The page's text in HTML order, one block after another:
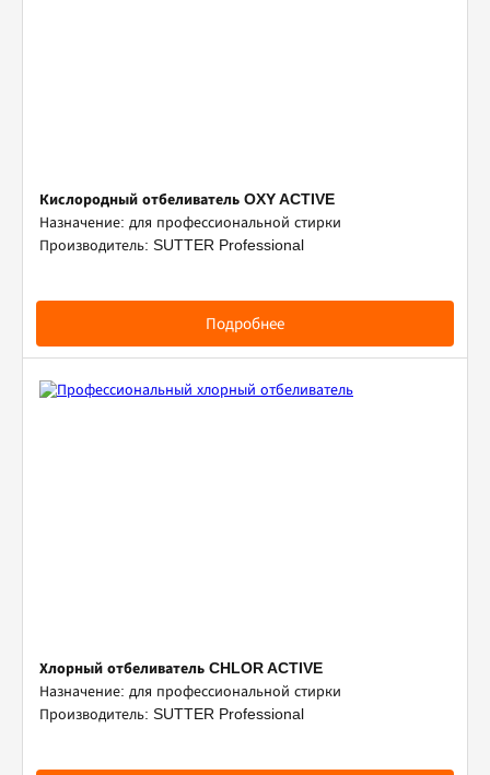
Кислородный отбеливатель OXY ACTIVE
Назначение: для профессиональной стирки
Производитель: SUTTER Professional
Подробнее
Хлорный отбеливатель CHLOR ACTIVE
Назначение: для профессиональной стирки
Производитель: SUTTER Professional